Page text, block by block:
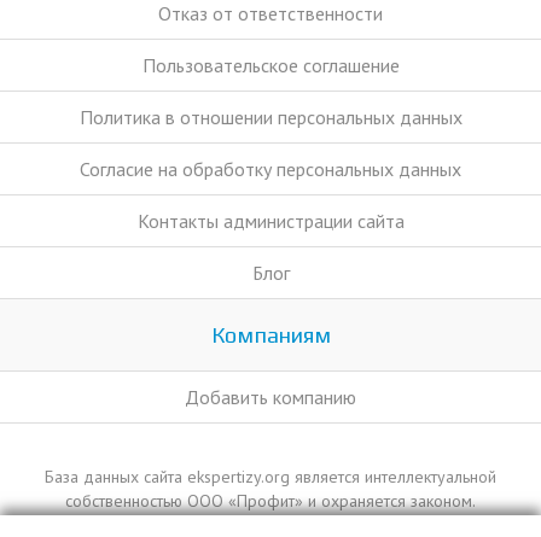
Отказ от ответственности
Пользовательское соглашение
Политика в отношении персональных данных
Согласие на обработку персональных данных
Контакты администрации сайта
Блог
Компаниям
Добавить компанию
База данных сайта ekspertizy.org является интеллектуальной
собственностью ООО «Профит» и охраняется законом.